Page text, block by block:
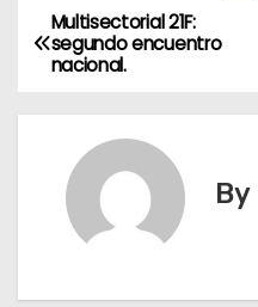
N
a
Multisectorial 21F:
segundo encuentro
nacional.
By